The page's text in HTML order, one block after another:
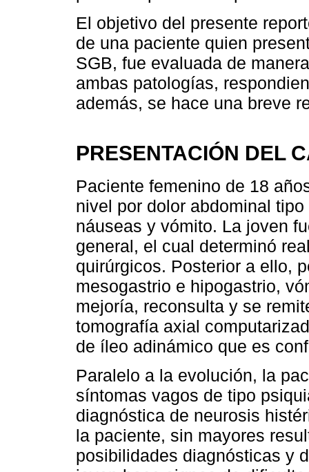
El objetivo del presente
de una paciente quien
SGB, fue evaluada de
ambas patologías,
además, se hace una breve
PRESENTACIÓN DEL
Paciente femenino de 18
nivel por dolor abdominal
náuseas y vómito. La joven
general, el cual determinó
quirúrgicos. Posterior a ello,
mesogastrio e hipogastrio,
mejoría, reconsulta y se
tomografía axial
de íleo adinámico que es
Paralelo a la evolución, la
síntomas vagos de tipo
diagnóstica de neurosis
la paciente, sin mayores
posibilidades diagnósticas y